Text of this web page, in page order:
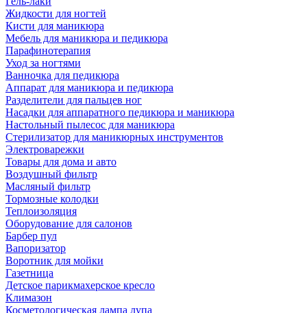
Жидкости для ногтей
Кисти для маникюра
Мебель для маникюра и педикюра
Парафинотерапия
Уход за ногтями
Ванночка для педикюра
Аппарат для маникюра и педикюра
Разделители для пальцев ног
Насадки для аппаратного педикюра и маникюра
Настольный пылесос для маникюра
Стерилизатор для маникюрных инструментов
Электроварежки
Товары для дома и авто
Воздушный фильтр
Масляный фильтр
Тормозные колодки
Теплоизоляция
Оборудование для салонов
Барбер пул
Вапоризатор
Воротник для мойки
Газетница
Детское парикмахерское кресло
Климазон
Косметологическая лампа лупа